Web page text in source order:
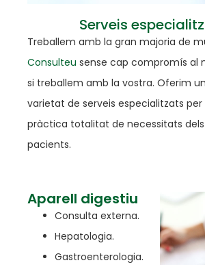
Serveis
Treballem amb la gran majoria de
Consulteu sense cap compromís al
si treballem amb la vostra. Oferim
varietat de serveis especialitzats per
pràctica totalitat de necessitats
pacients.
Aparell digestiu
Consulta externa.
Hepatologia.
Gastroenterologia.